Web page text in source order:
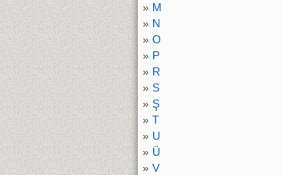
» M
» N
» O
» P
» R
» S
» Ş
» T
» U
» Ü
» V